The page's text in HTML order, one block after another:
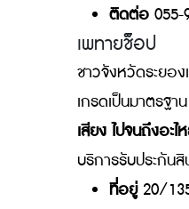
ที่อยู่
พิกัด
ติดต่อ
เอชอาร์ ไฮไฟ
ชาวพิษณุโลกเ
พิษณุโลกให้บ